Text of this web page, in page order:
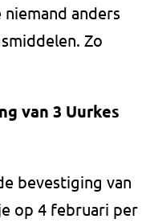
anders
Zo
van 3 Uurkes
bevestiging van
op 4 februari per